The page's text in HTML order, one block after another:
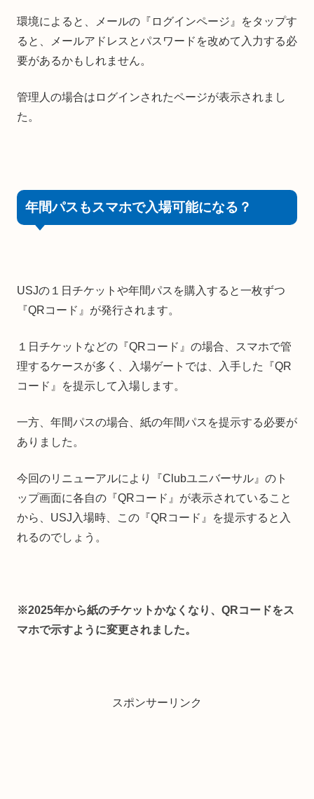
環境によると、メールの『ログインページ』をタップす
ると、メールアドレスとパスワードを改めて入力する必
要があるかもしれません。
管理人の場合はログインされたページが表示されまし
た。
年間パスもスマホで入場可能になる？
USJの１日チケットや年間パスを購入すると一枚ずつ
『QRコード』が発行されます。
１日チケットなどの『QRコード』の場合、スマホで管
理するケースが多く、入場ゲートでは、入手した『QR
コード』を提示して入場します。
一方、年間パスの場合、紙の年間パスを提示する必要が
ありました。
今回のリニューアルにより『Clubユニバーサル』のト
ップ画面に各自の『QRコード』が表示されていること
から、USJ入場時、この『QRコード』を提示すると入
れるのでしょう。
※2025年から紙のチケットかなくなり、QRコードをス
マホで示すように変更されました。
スポンサーリンク